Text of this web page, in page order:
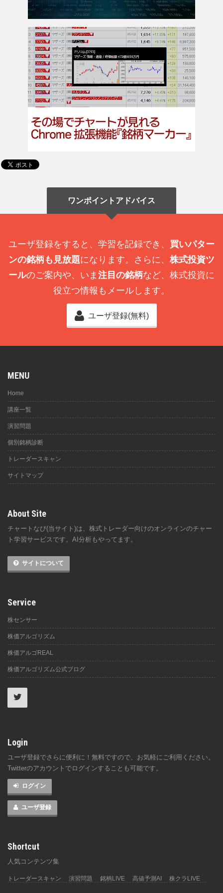
ワンポイントアドバイス
ユーザ登録をすると、学習を記録でき、 買いパター
ンの銘柄も見放題になります。さらに、 株式投資ツ
ールのご案内や、いま 注目の銘柄など、株式投資に
役立つ情報もメールします。
ユーザ登録(無料)
MENU
Home
講座一覧
演習問題
個別銘柄診断
トレーダースキャン
サイトマップ
About Site
チャートなび(当サイト)は、株式トレーダー向けのオンラインのチャー
ト学習サービスです。AI分析もやってます。
サイトについて
Service
株センサー
株価アルゴリズム
株価アルゴREAL
株価アルゴリズム公式ブログ
Login
ユーザ登録でさらに便利に！無料ですので、お気軽にご利用ください。
Twitterのアカウントでログインすることも可能です。
ログイン
ユーザ登録
Shortcut
人気コンテンツ集
トレーダースキャン 演習問題 銘柄LIVE 高値予測AI 株クラLIVE